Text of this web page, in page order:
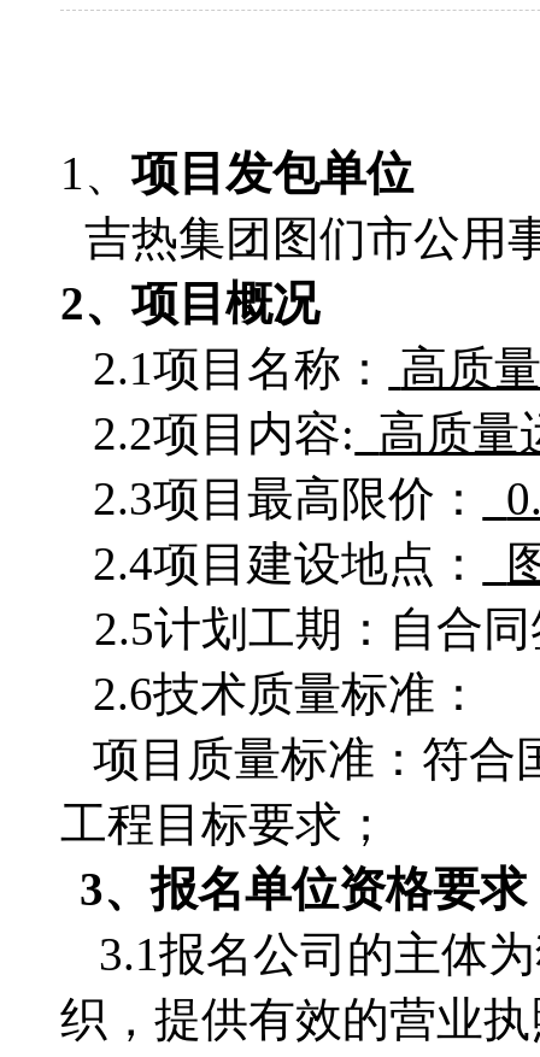
1、 项目发包单位
吉热集团图们市公用
2、项目概况
2.1项目名称：
高质
2.2项目 内容: 高质量
2.3项目最高限价：
2.4项目建设地点：
2.5计划工期： 自合
2.6技术质量标准：
项目质量标准：符合
工程目标要求；
3、报名单位资格要求
3.1报名公司的主体
织，提供有效的营业